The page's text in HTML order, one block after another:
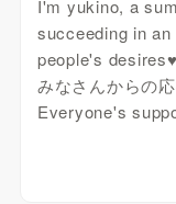
I'm yukino, a
succeeding in
people's desires♥
みなさんからの
Everyone's